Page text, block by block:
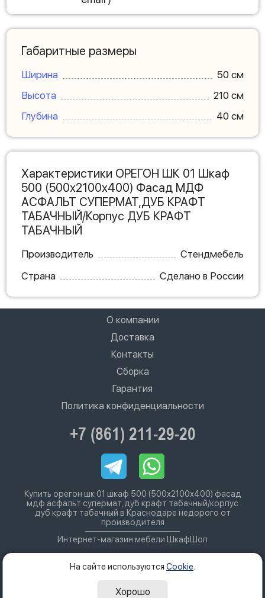
Габаритные размеры
Ширина
50 см
Высота
210 см
Глубина
40 см
Характеристики ОРЕГОН ШК 01 Шкаф
500 (500х2100х400) Фасад МДФ
АСФАЛЬТ СУПЕРМАТ,ДУБ КРАФТ
ТАБАЧНЫЙ/Корпус ДУБ КРАФТ
ТАБАЧНЫЙ
Производитель
Стендмебель
Страна
Сделано в России
О компании
Доставка
Контакты
Сборка
Гарантия
Политика конфиденциальности
+7 (861) 211-29-20
Купить орегон шк 01 шкаф 500 (500х2100х400) фасад
мдф асфальт супермат,дуб крафт табачный/корпус
дуб крафт табачный в Краснодаре недорого от
производителя
Интернет-магазин мебели ШкафШоп
На сайте используются Cookie
Хорошо